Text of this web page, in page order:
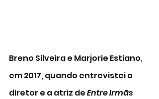
Breno Silveira e Marjorie Estiano,
em 2017, quando entrevistei o
diretor e a atriz de Entre Irmãs